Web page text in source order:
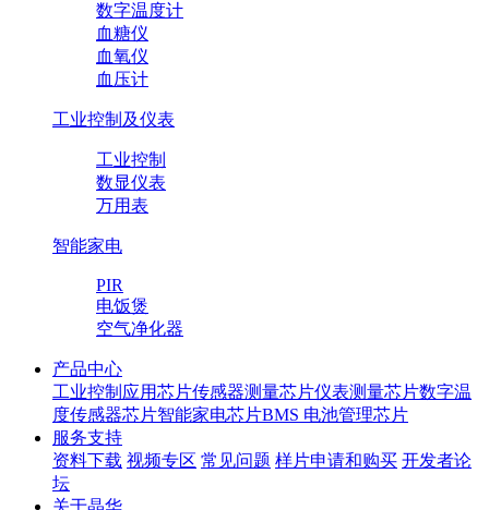
数字温度计
血糖仪
血氧仪
血压计
工业控制及仪表
工业控制
数显仪表
万用表
智能家电
PIR
电饭煲
空气净化器
产品中心
工业控制应用芯片传感器测量芯片仪表测量芯片数字温
度传感器芯片智能家电芯片BMS 电池管理芯片
服务支持
资料下载 视频专区 常见问题 样片申请和购买 开发者论
坛
关于晶华